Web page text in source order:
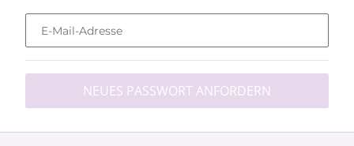
E-Mail-Adresse
NEUES PASSWORT ANFORDERN